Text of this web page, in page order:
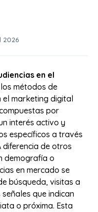
2026
en el
métodos de
el marketing digital
por
interés activo y
específicos a través
diferencia de otros
demografía o
en mercado se
búsqueda, visitas a
que indican
o próxima. Esta